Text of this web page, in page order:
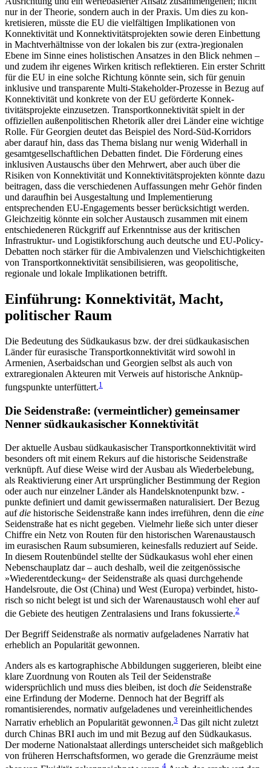
nur in der Theorie, sondern auch in der Praxis. Um dies zu kon­
kretisieren, müsste die EU die vielfältigen Impli­ka­tio­nen von
Konnektivität und Konnektivitäts­projekten sowie deren Einbettung
in Machtverhältnisse von der lokalen bis zur (extra-)regionalen
Ebene im Sinne eines holistischen Ansatzes in den Blick nehmen –
und zudem ihr eigenes Wirken kritisch reflektieren. Ein erster Schritt
für die EU in eine solche Richtung könnte sein, sich für genuin
inklusi­ve und trans­parente Multi-Stakeholder-Prozesse in Bezug auf
Kon­nektivität und konkrete von der EU geförderte Kon­nek­
tivitätsprojekte einzusetzen. Transportkonnektivität spielt in der
offiziellen außenpolitischen Rhetorik aller drei Länder eine wichtige
Rolle. Für Georgien deutet das Beispiel des Nord-Süd-Korridors
aber darauf hin, dass das Thema bislang nur wenig Widerhall in
gesamtgesellschaftlichen Debatten findet. Die Förde­rung eines
inklusiven Austauschs über den Mehrwert, aber auch über die
Risiken von Konnektivität und Konnektivitätsprojekten könnte dazu
beitragen, dass die verschiedenen Auffassungen mehr Gehör finden
und daraufhin bei Ausgestaltung und Implementierung
entsprechenden EU-Engagements besser berück­sichtigt werden.
Gleichzeitig könnte ein solcher Aus­tausch zusammen mit einem
entschiedeneren Rück­griff auf Erkenntnisse aus der kritischen
Infrastruktur- und Logistikforschung auch deutsche und EU-Policy-
Debatten noch stärker für die Ambivalenzen und Vielschichtigkeiten
von Transportkonnek­ti­vität sensi­bilisieren, was geopolitische,
regionale und lokale Implikationen betrifft.
Einführung: Konnektivität, Macht,
politischer Raum
Die Bedeutung des Südkaukasus bzw. der drei süd­kaukasischen
Länder für eurasische Transportkonnek­tivität wird sowohl in
Armenien, Aserbaidschan und Georgien selbst als auch von
extraregionalen Akteu­ren mit Verweis auf historische Anknüp­
fungspunkte unterfüttert.1
Die Seidenstraße: (vermeintlicher) gemeinsamer
Nenner südkaukasischer Konnektivität
Der aktuelle Ausbau südkaukasischer Transportkonnektivität wird
besonders oft mit einem Rekurs auf die historische Seidenstraße
verknüpft. Auf diese Weise wird der Ausbau als Wiederbelebung,
als Re­aktivierung einer Art ursprünglicher Bestimmung der Region
oder auch nur einzelner Länder als Handelsknotenpunkt bzw. -
punkte definiert und damit gewis­sermaßen naturalisiert. Der Bezug
aufdie historische Seidenstraße kann indes irreführen, denn die eine
Seidenstraße hat es nicht gegeben. Vielmehr ließe sich unter dieser
Chiffre ein Netz von Routen für den historischen Warenaustausch
im eurasischen Raum subsumieren, keinesfalls reduziert auf Seide.
In diesem Routenbündel stellte der Südkaukasus wohl eher einen
Nebenschauplatz dar – auch deshalb, weil die zeitgenössische
»Wiederentdeckung« der Seidenstraße als quasi durchgehende
Handelsroute, die Ost (China) und West (Europa) verbindet, histo­
risch so nicht belegt ist und sich der Warenaustausch wohl eher auf
die Gebiete des heutigen Zentralasiens und Irans fokussierte.2
Der Begriff Seidenstraße als normativ aufgeladenes Narrativ hat
erheblich an Popularität gewonnen.
Anders als es kartographische Abbildungen sugge­rieren, bleibt eine
klare Zuordnung von Routen als Teil der Seidenstraße
widersprüchlich und muss dies bleiben, ist doch die Seidenstraße
eine Erfindung der Moderne. Dennoch hat der Begriff als
romantisierendes, normativ aufgeladenes und vereinheitlichendes
Narrativ erheblich an Popularität gewonnen.3 Das gilt nicht zuletzt
durch Chinas BRI auch im und mit Bezug auf den Südkaukasus.
Der moderne Nationalstaat allerdings unterscheidet sich maßgeblich
von früheren Herrschaftsformen, wo gerade die Grenzräume meist
4